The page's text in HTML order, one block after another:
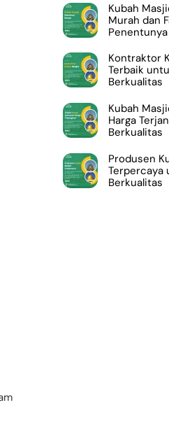
Kubah
Murah dan
Penentunya
Kontraktor
Terbaik
Berkualitas
Kubah
Harga
Berkualitas
Produsen
Terpercaya
Berkualitas